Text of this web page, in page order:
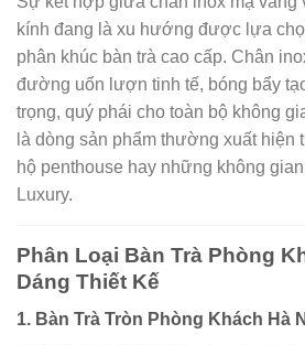
kính đang là xu hướng được lựa
phân khúc bàn trà cao cấp. Chân
đường uốn lượn tinh tế, bóng bẩy
trọng, quý phái cho toàn bộ không
là dòng sản phẩm thường xuất hiện
hộ penthouse hay những không
Luxury.
Phân Loại Bàn Trà Phòng
Dáng Thiết Kế
1. Bàn Trà Tròn Phòng Khách Hà